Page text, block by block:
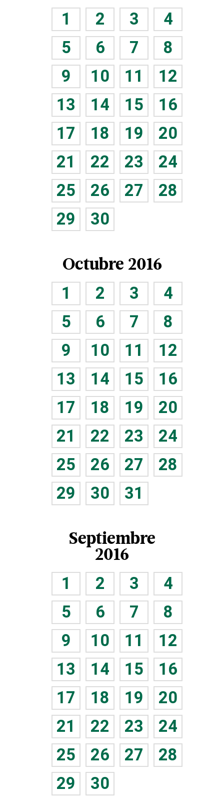
1 2 3
4
5
6 7
8
9
10 11
12
13
14 15
16
17
18 19
20
21
22 23
24
25
26 27
28
29
30
Octubre 2016
1 2 3
4
5
6 7
8
9
10 11
12
13
14 15
16
17
18 19
20
21
22 23
24
25
26 27
28
29
30 31
Septiembre
2016
1 2 3
4
5
6 7
8
9
10 11
12
13
14 15
16
17
18 19
20
21
22 23
24
25
26 27
28
29
30